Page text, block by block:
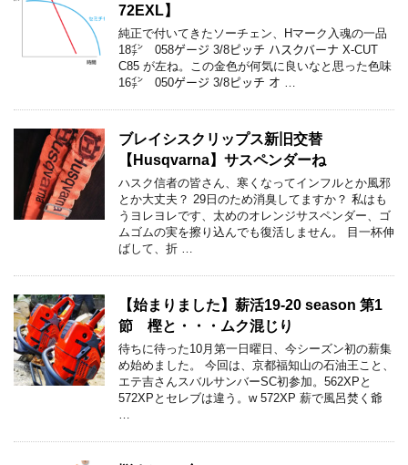
72EXL】
純正で付いてきたソーチェン、Hマーク入魂の一品
18㌅ 058ゲージ 3/8ピッチ ハスクバーナ X-CUT
C85 が左ね。この金色が何気に良いなと思った色味
16㌅ 050ゲージ 3/8ピッチ オ …
ブレイシスクリップス新旧交替
【Husqvarna】サスペンダーね
ハスク信者の皆さん、寒くなってインフルとか風邪
とか大丈夫？ 29日のため消臭してますか？ 私はも
うヨレヨレです、太めのオレンジサスペンダー、ゴ
ムゴムの実を擦り込んでも復活しません。 目一杯伸
ばして、折 …
【始まりました】薪活19-20 season 第1
節 樫と・・・ムク混じり
待ちに待った10月第一日曜日、今シーズン初の薪集
め始めました。 今回は、京都福知山の石油王こと、
エテ吉さんスバルサンバーSC初参加。562XPと
572XPとセレブは違う。w 572XP 薪で風呂焚く爺